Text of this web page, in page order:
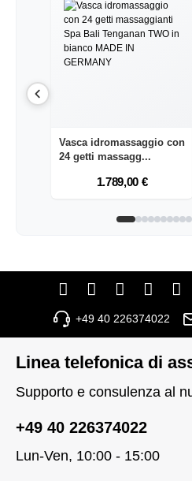
Vasca idromassaggio con
24 getti massagg...
1.789,00 €
+49 40 226374022
Linea telefonica di
Supporto e consulenza al
+49 40 226374022
Lun-Ven, 10:00 - 15:00